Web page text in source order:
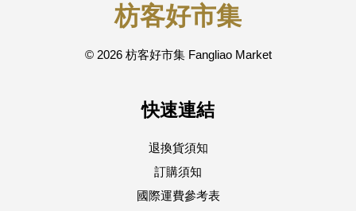
枋客好市集
© 2026 枋客好市集 Fangliao Market
快速連結
退換貨須知
訂購須知
國際運費參考表